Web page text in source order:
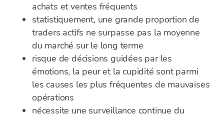
achats et ventes fréquents
statistiquement, une grande proportion de
traders actifs ne surpasse pas la moyenne
du marché sur le long terme
risque de décisions guidées par les
émotions, la peur et la cupidité sont parmi
les causes les plus fréquentes de mauvaises
opérations
nécessite une surveillance continue du